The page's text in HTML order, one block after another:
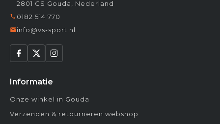
2801 CS Gouda, Nederland
0182 514 770
info@vs-sport.nl
Informatie
Onze winkel in Gouda
Verzenden & retourneren webshop